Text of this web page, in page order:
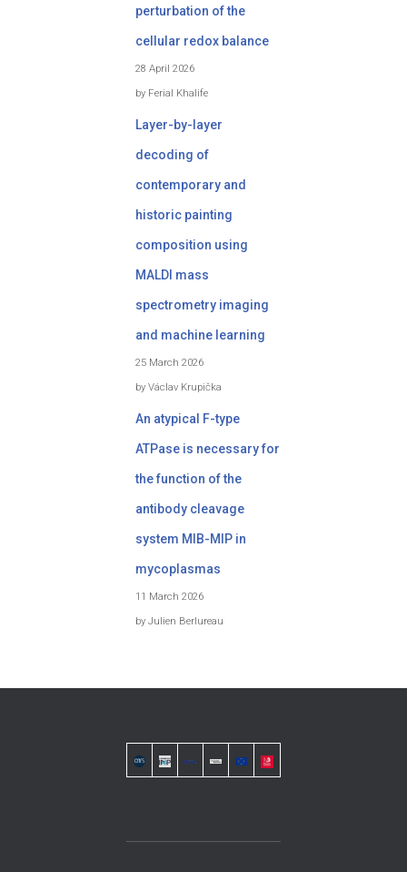
perturbation of the
cellular redox balance
28 April 2026
by Ferial Khalife
Layer-by-layer
decoding of
contemporary and
historic painting
composition using
MALDI mass
spectrometry imaging
and machine learning
25 March 2026
by Václav Krupička
An atypical F-type
ATPase is necessary for
the function of the
antibody cleavage
system MIB-MIP in
mycoplasmas
11 March 2026
by Julien Berlureau